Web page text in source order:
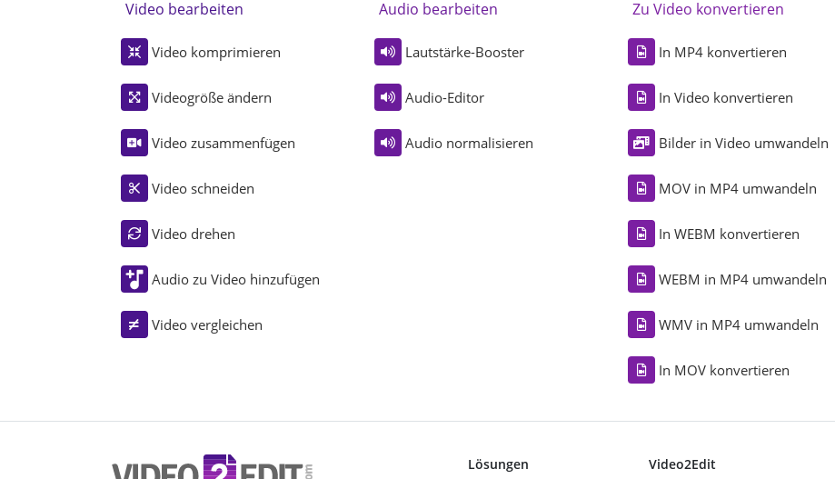
Video bearbeiten
Video komprimieren
Videogröße ändern
Video zusammenfügen
Video schneiden
Video drehen
Audio zu Video hinzufügen
Video vergleichen
Audio bearbeiten
Lautstärke-Booster
Audio-Editor
Audio normalisieren
Zu Video konvertieren
In MP4 konvertieren
In Video konvertieren
Bilder in Video umwandeln
MOV in MP4 umwandeln
In WEBM konvertieren
WEBM in MP4 umwandeln
WMV in MP4 umwandeln
In MOV konvertieren
Lösungen Video2Edit